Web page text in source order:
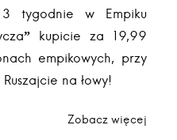
tygodnie w Empiku
kupicie za 19,99
empikowych, przy
na łowy!
Zobacz więcej